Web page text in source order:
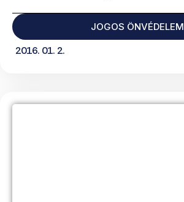
JOGOS ÖNVÉDELEM
2016. 01. 2.